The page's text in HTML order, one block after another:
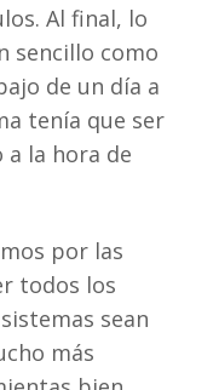
Al final, lo
sencillo como
de un día a
tenía que ser
a la hora de
por las
todos los
sean
más